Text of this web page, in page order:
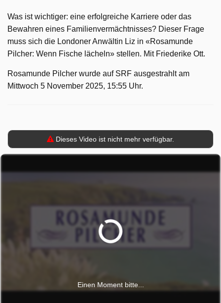
Was ist wichtiger: eine erfolgreiche Karriere oder das
Bewahren eines Familienvermächtnisses? Dieser Frage
muss sich die Londoner Anwältin Liz in «Rosamunde
Pilcher: Wenn Fische lächeln» stellen. Mit Friederike Ott.
Rosamunde Pilcher wurde auf SRF ausgestrahlt am
Mittwoch 5 November 2025, 15:55 Uhr.
Dieses Video ist nicht mehr verfügbar.
Einen Moment bitte...